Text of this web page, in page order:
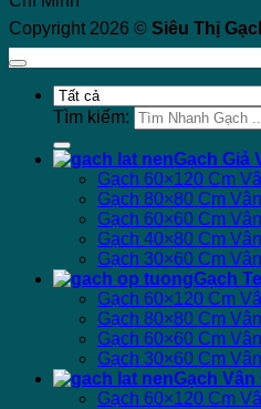
Copyright 2026 © Siêu Thị
Tìm kiếm:
Gạch Giả
Gạch 60×120 Cm
Gạch 80×80 Cm
Gạch 60×60 Cm
Gạch 40×80 Cm
Gạch 30×60 Cm
Gạch
Gạch 60×120 Cm
Gạch 80×80 Cm
Gạch 60×60 Cm
Gạch 30×60 Cm
Gạch Vân
Gạch 60×120 Cm